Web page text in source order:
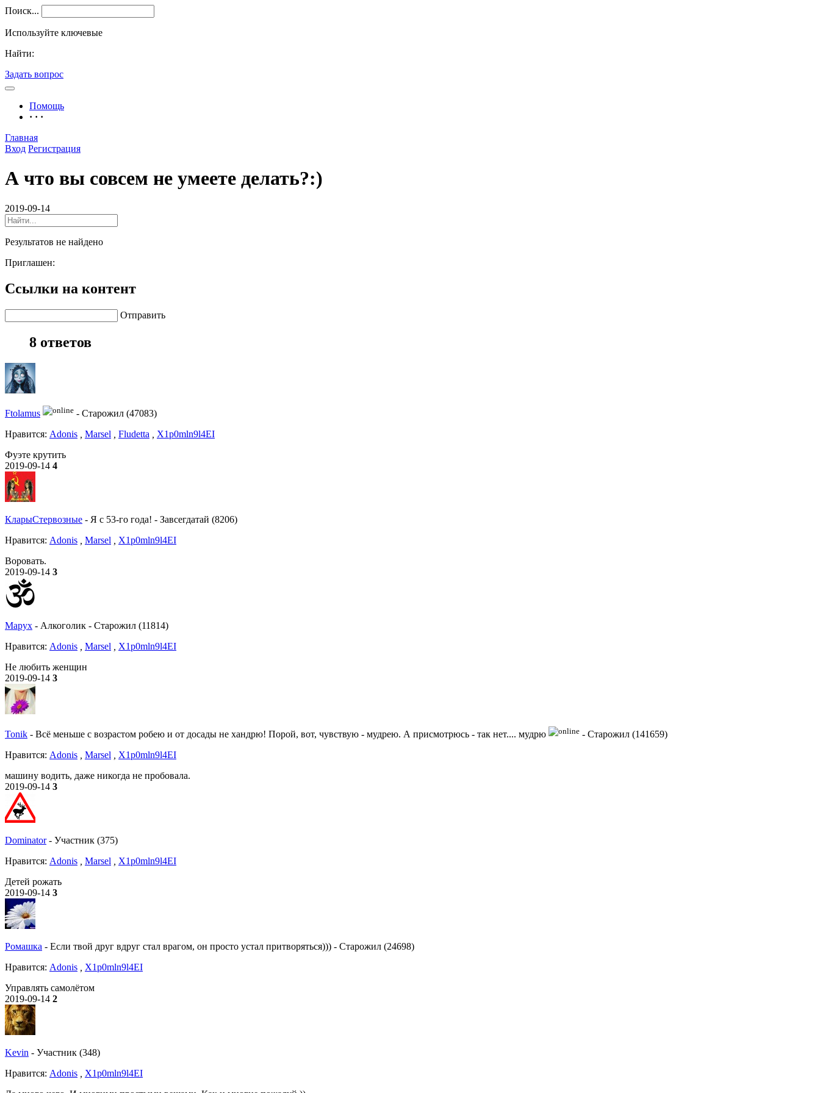
Поиск...
Используйте ключевые
Найти:
Задать вопрос
Помощь
· · ·
Главная
Вход Регистрация
А что вы совсем не умеете делать?:)
2019-09-14
Результатов не найдено
Приглашен:
Ссылки на контент
Отправить
8 ответов
Ftolamus - Старожил (47083)
Нравитcя: Adonis Marsel Fludetta
X1p0mln9l4EI
Фуэте крутить
2019-09-14 4
КларыСтервозные - Я с 53-го года! - Завсегдатай (8206)
Нравитcя: Adonis Marsel
X1p0mln9l4EI
Воровать.
2019-09-14 3
Mapyx - Алкоголик - Старожил (11814)
Нравитcя: Adonis Marsel
X1p0mln9l4EI
Не любить женщин
2019-09-14 3
Tonik - Всё меньше с возрастом робею и от досады не хандрю! Порой, вот, чувствую - мудрею. А присмотрюсь - так нет.... мудрю - Старожил (141659)
Нравитcя: Adonis Marsel
X1p0mln9l4EI
машину водить, даже никогда не пробовала.
2019-09-14 3
Dominator - Участник (375)
Нравитcя: Adonis Marsel
X1p0mln9l4EI
Детей рожать
2019-09-14 3
Ромашка - Если твой друг вдруг стал врагом, он просто устал притворяться))) - Старожил (24698)
Нравитcя: Adonis
X1p0mln9l4EI
Управлять самолётом
2019-09-14 2
Kevin - Участник (348)
Нравитcя: Adonis
X1p0mln9l4EI